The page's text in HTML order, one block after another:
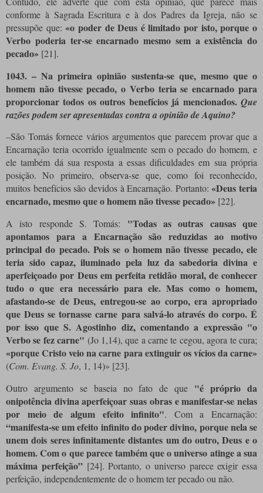
conforme à Sagrada Escritura e à dos Padres da Igreja, não se
pressupõe que:«o poder de Deus é limitado por isto, porque o
Verbo poderia ter-se encarnado mesmo sem a existência do
pecado» [21].
1043. – Na primeira opinião sustenta-se que, mesmo que o
homem não tivesse pecado, o Verbo teria se encarnado para
proporcionar todos os outros benefícios já mencionados. Que
razões podem ser apresentadas contra a opinião de Aquino?
–São Tomás fornece vários argumentos que parecem provar que a
Encarnação teria ocorrido igualmente sem o pecado do homem, e
ele também dá sua resposta a essas dificuldades em sua própria
posição. No primeiro, observa-se que, como foi reconhecido,
muitos benefícios são devidos à Encarnação. Portanto:«Deus teria
encarnado, mesmo que o homem não tivesse pecado» [22].
A isto responde S. Tomás: "Todas as outras causas que
apontamos para a Encarnação são reduzidas ao motivo
principal do pecado. Pois se o homem não tivesse pecado, ele
teria sido capaz, iluminado pela luz da sabedoria divina e
aperfeiçoado por Deus em perfeita retidão moral, de conhecer
tudo o que era necessário para ele. Mas como o homem,
afastando-se de Deus, entregou-se ao corpo, era apropriado
que Deus se tornasse carne para salvá-lo através do corpo. É
por isso que S. Agostinho diz, comentando a expressão "o
Verbo se fez carne" (Jo 1,14), que a carne te cegou, agora te cura;
«porque Cristo veio na carne para extinguir os vícios da carne»
(Com. Evang. S. Jo, 1, 14)» [23].
Outro argumento se baseia no fato de que "é próprio da
onipotência divina aperfeiçoar suas obras e manifestar-se nelas
por meio de algum efeito infinito". Com a Encarnação:
“manifesta-se um efeito infinito do poder divino, porque nela se
unem dois seres infinitamente distantes um do outro, Deus e o
homem. Com o que parece também que o universo atinge a sua
máxima perfeição” [24]. Portanto, o universo parece exigir essa
perfeição, independentemente de o homem ter pecado ou não.